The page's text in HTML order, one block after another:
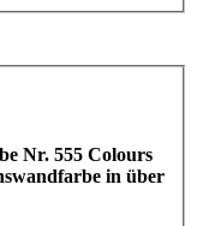
Nr. 555 Colours
in über